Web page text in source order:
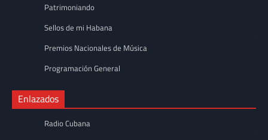
Patrimoniando
Sellos de mi Habana
Premios Nacionales de Música
Programación General
Enlazados
Radio Cubana